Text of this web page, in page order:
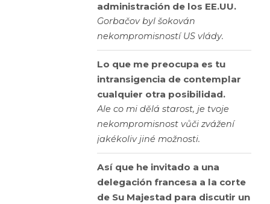
administración de los EE.UU.
Gorbačov byl šokován
nekompromisností US vlády.
Lo que me preocupa es tu
intransigencia de contemplar
cualquier otra posibilidad.
Ale co mi dělá starost, je tvoje
nekompromisnost vůči zvážení
jakékoliv jiné možnosti.
Así que he invitado a una
delegación francesa a la corte
de Su Majestad para discutir un